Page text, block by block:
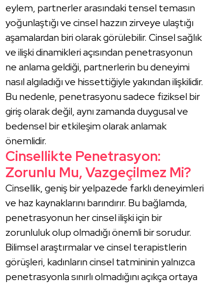
eylem, partnerler arasındaki tensel temasın
yoğunlaştığı ve cinsel hazzın zirveye ulaştığı
aşamalardan biri olarak görülebilir. Cinsel sağlık
ve ilişki dinamikleri açısından penetrasyonun
ne anlama geldiği, partnerlerin bu deneyimi
nasıl algıladığı ve hissettiğiyle yakından ilişkilidir.
Bu nedenle, penetrasyonu sadece fiziksel bir
giriş olarak değil, aynı zamanda duygusal ve
bedensel bir etkileşim olarak anlamak
önemlidir.
Cinsellikte Penetrasyon:
Zorunlu Mu, Vazgeçilmez Mi?
Cinsellik, geniş bir yelpazede farklı deneyimleri
ve haz kaynaklarını barındırır. Bu bağlamda,
penetrasyonun her cinsel ilişki için bir
zorunluluk olup olmadığı önemli bir sorudur.
Bilimsel araştırmalar ve cinsel terapistlerin
görüşleri, kadınların cinsel tatmininin yalnızca
penetrasyonla sınırlı olmadığını açıkça ortaya